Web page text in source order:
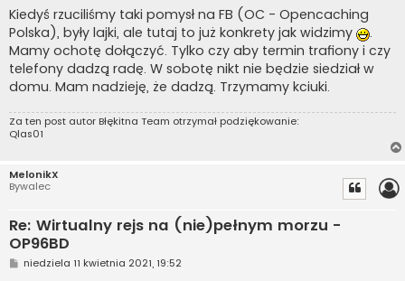
s
t
Kiedyś rzuciliśmy taki pomysł na FB (OC - Opencaching
Polska), były lajki, ale tutaj to już konkrety jak widzimy
.
Mamy ochotę dołączyć. Tylko czy aby termin trafiony i czy
telefony dadzą radę. W sobotę nikt nie będzie siedział w
domu. Mam nadzieję, że dadzą. Trzymamy kciuki.
Za ten post autor Błękitna Team otrzymał podziękowanie:
Qlas01
MelonikX
Bywalec
Re: Wirtualny rejs na (nie)pełnym morzu -
OP96BD
Pniedziela 11 kwietnia 2021, 19:52